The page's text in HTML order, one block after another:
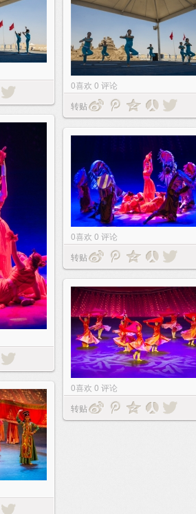
0喜欢 0 评论
转贴
0喜欢 0 评论
转贴
0喜欢 0 评论
转贴